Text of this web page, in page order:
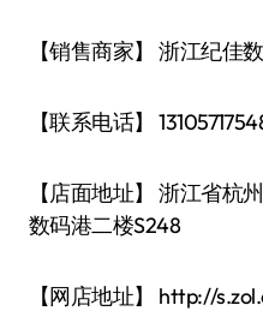
【销售商家】 浙江纪佳
【联系电话】
【店面地址】 浙江省杭
数码港二楼S248
【网店地址】 http://